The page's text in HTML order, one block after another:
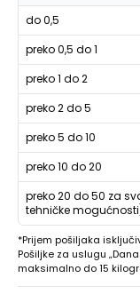
do 0,5
preko 0,5 do 1
preko 1 do 2
preko 2 do 5
preko 5 do 10
preko 10 do 20
preko 20 do 50 za
tehničke
*Prijem pošiljaka
Pošiljke za uslugu
maksimalno do 15